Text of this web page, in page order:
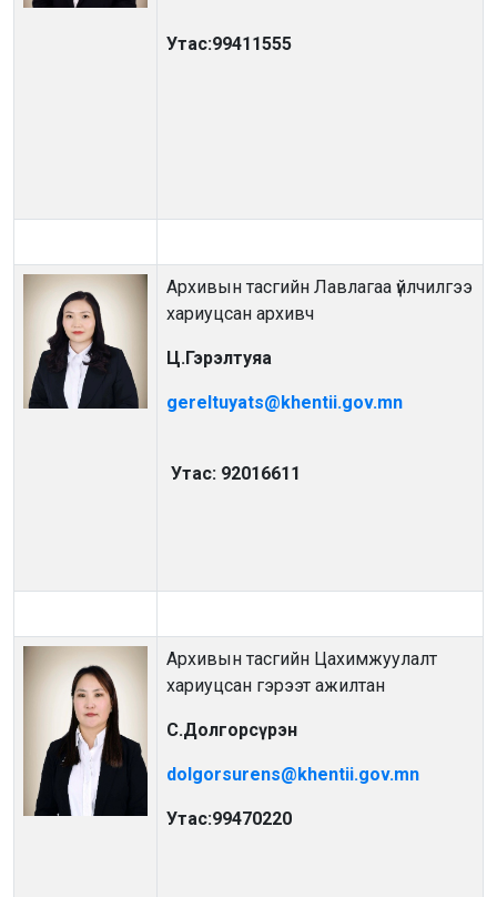
Утас:99411555
Архивын тасгийн Лавлагаа үйлчилгээ
хариуцсан архивч
Ц.Гэрэлтуяа
gereltuyats@khentii.gov.mn
Утас: 92016611
Архивын тасгийн Цахимжуулалт
хариуцсан гэрээт ажилтан
С.Долгорсүрэн
dolgorsurens@khentii.gov.mn
Утас:99470220